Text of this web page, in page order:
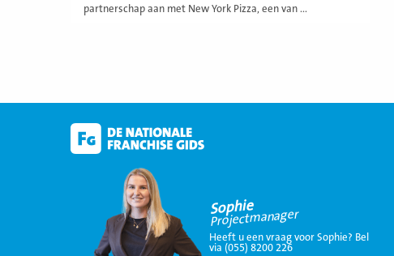
partnerschap aan met New York Pizza, een van ...
Sophie
Projectmanager
Heeft u een vraag voor Sophie? Bel
via (055) 8200 226